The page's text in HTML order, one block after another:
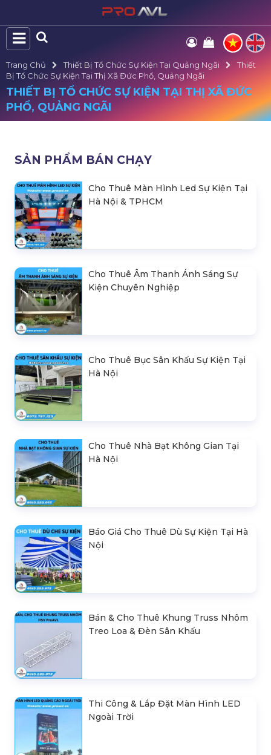
Trang Chủ Thiết Bị Tổ Chức Sự Kiện Tại Quảng Ngãi
Thiết
Bị Tổ Chức Sự Kiện Tại Thị Xã Đức Phổ, Quảng Ngãi
THIẾT BỊ TỔ CHỨC SỰ KIỆN TẠI THỊ XÃ ĐỨC
PHỔ, QUẢNG NGÃI
SẢN PHẨM BÁN CHẠY
Cho Thuê Màn Hình Led Sự Kiện Tại
Hà Nội & TPHCM
Cho Thuê Âm Thanh Ánh Sáng Sự
Kiện Chuyên Nghiệp
Cho Thuê Bục Sân Khấu Sự Kiện Tại
Hà Nội
Cho Thuê Nhà Bạt Không Gian Tại
Hà Nội
Báo Giá Cho Thuê Dù Sự Kiện Tại Hà
Nội
Bán & Cho Thuê Khung Truss Nhôm
Treo Loa & Đèn Sân Khấu
Thi Công & Lắp Đặt Màn Hình LED
Ngoài Trời